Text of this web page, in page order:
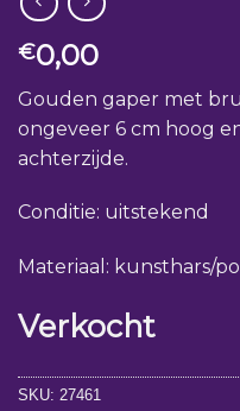
€0,00
Gouden gaper met
ongeveer 6 cm hoog
achterzijde.
Conditie: uitstekend
Materiaal: kunsthars/
Verkocht
SKU: 27461